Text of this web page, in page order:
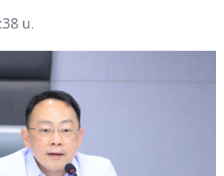
น.